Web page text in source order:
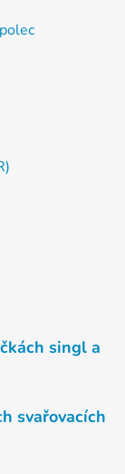
singl a
svařovacích